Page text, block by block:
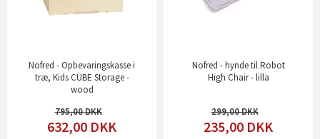
Nofred - Opbevaringskasse i
træ, Kids CUBE Storage -
wood
795,00
632,00 DKK
Nofred - hynde til Robot
High Chair - lilla
299,00
235,00 DKK